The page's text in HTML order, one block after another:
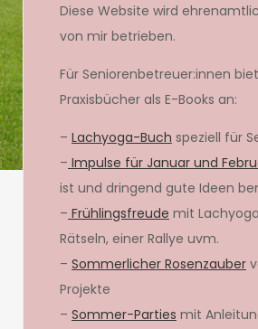
Diese Website wird
von mir betrieben.
Für Seniorenbetreuer:innen
Praxisbücher als E-Books an:
– Lachyoga-Buch speziell für
– Impulse für Januar und
ist und dringend gute Ideen
– Frühlingsfreude mit
Rätseln, einer Rallye uvm.
– Sommerlicher Rosenzauber
Projekte
– Sommer-Parties mit